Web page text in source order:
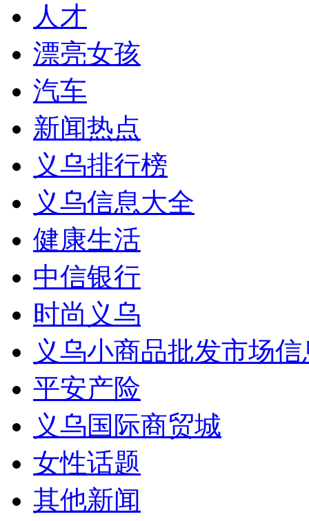
人才
漂亮女孩
汽车
新闻热点
义乌排行榜
义乌信息大全
健康生活
中信银行
时尚义乌
义乌小商品批发市场
平安产险
义乌国际商贸城
女性话题
其他新闻